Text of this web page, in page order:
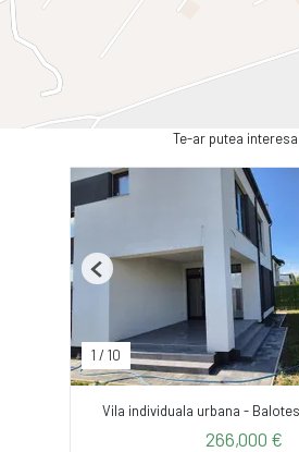
Te-ar putea interesa
1 / 10
Previous
Vila individuala urbana -
266,000 €